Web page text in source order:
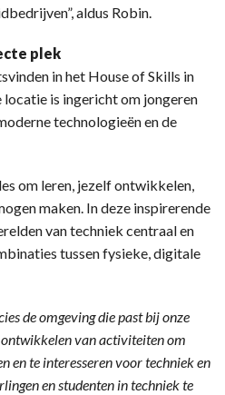
aldus Robin.
plek
in het House of Skills in
locatie is ingericht om jongeren
technologieën en de
om leren, jezelf ontwikkelen,
maken. In deze inspirerende
van techniek centraal en
tussen fysieke, digitale
de omgeving die past bij onze
ontwikkelen van activiteiten om
en te interesseren voor techniek en
en studenten in techniek te